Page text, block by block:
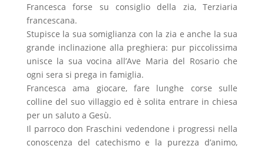
Francesca forse su consiglio della zia, Terziaria
francescana.
Stupisce la sua somiglianza con la zia e anche la sua
grande inclinazione alla preghiera: pur piccolissima
unisce la sua vocina all’Ave Maria del Rosario che
ogni sera si prega in famiglia.
Francesca ama giocare, fare lunghe corse sulle
colline del suo villaggio ed è solita entrare in chiesa
per un saluto a Gesù.
Il parroco don Fraschini vedendone i progressi nella
conoscenza del catechismo e la purezza d’animo,